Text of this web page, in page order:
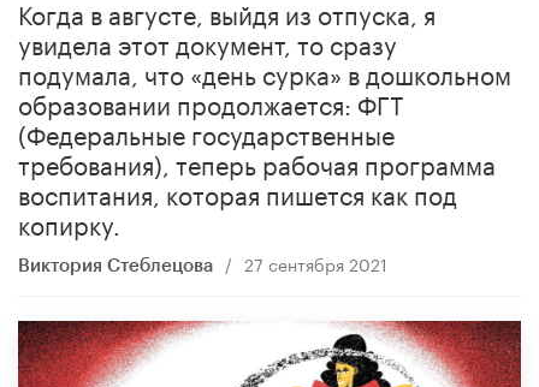
Когда в августе, выйдя из отпуска, я
увидела этот документ, то сразу
подумала, что «день сурка» в дошкольном
образовании продолжается: ФГТ
(Федеральные государственные
требования), теперь рабочая программа
воспитания, которая пишется как под
копирку.
Виктория Стеблецова / 27 сентября 2021